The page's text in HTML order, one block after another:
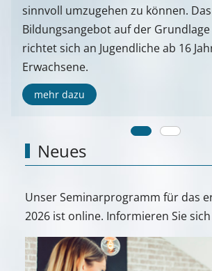
sinnvoll umzugehen zu können. Das
Bildungsangebot auf der Grundlage
richtet sich an Jugendliche ab 16
Erwachsene.
mehr dazu
Neues
Unser Seminarprogramm für das
2026 ist online. Informieren Sie